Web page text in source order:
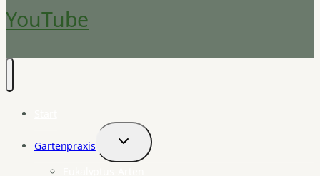
YouTube
Gartenpraxis
Untermenü
umschalten